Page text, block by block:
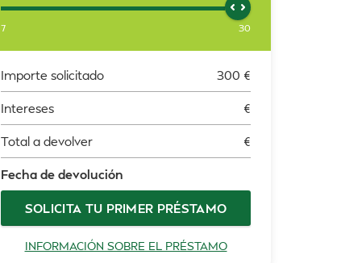
7 30
Importe solicitado 300 €
Intereses €
Total a devolver €
Fecha de devolución
SOLICITA TU PRIMER PRÉSTAMO
INFORMACIÓN SOBRE EL PRÉSTAMO